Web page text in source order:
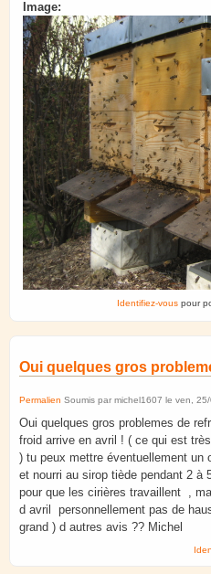
Image:
Identifiez-vous pour
Oui quelques gros
Permalien Soumis par michel1607 le ven,
Oui quelques gros problemes de
froid arrive en avril ! ( ce qui est
) tu peux mettre éventuellement un
et nourri au sirop tiède pendant 2 à
pour que les cirières travaillent ,
d avril personnellement pas de
grand ) d autres avis ?? Michel